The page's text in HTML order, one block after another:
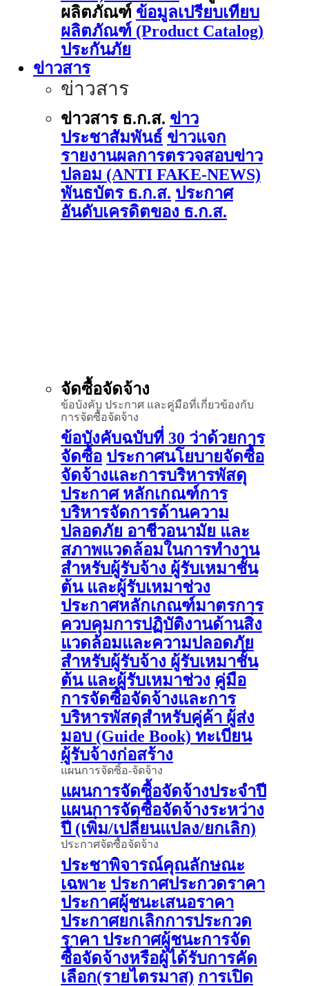
ผลิตภัณฑ์ ข้อมูลเปรียบเทียบ
ผลิตภัณฑ์ (Product Catalog)
ประกันภัย
ข่าวสาร
ข่าวสาร
ข่าวสาร ธ.ก.ส. ข่าว
ประชาสัมพันธ์ ข่าวแจก
รายงานผลการตรวจสอบข่าว
ปลอม (ANTI FAKE-NEWS)
พันธบัตร ธ.ก.ส. ประกาศ
อันดับเครดิตของ ธ.ก.ส.
จัดซื้อจัดจ้าง
ข้อบังคับ ประกาศ และคู่มือที่เกี่ยวข้องกับ
การจัดซื้อจัดจ้าง
ข้อบังคับฉบับที่ 30 ว่าด้วยการ
จัดซื้อ ประกาศนโยบายจัดซื้อ
จัดจ้างและการบริหารพัสดุ
ประกาศ หลักเกณฑ์การ
บริหารจัดการด้านความ
ปลอดภัย อาชีวอนามัย และ
สภาพแวดล้อมในการทำงาน
สำหรับผู้รับจ้าง ผู้รับเหมาชั้น
ต้น และผู้รับเหมาช่วง
ประกาศหลักเกณฑ์มาตรการ
ควบคุมการปฏิบัติงานด้านสิ่ง
แวดล้อมและความปลอดภัย
สำหรับผู้รับจ้าง ผู้รับเหมาชั้น
ต้น และผู้รับเหมาช่วง คู่มือ
การจัดซื้อจัดจ้างและการ
บริหารพัสดุสำหรับคู่ค้า ผู้ส่ง
มอบ (Guide Book) ทะเบียน
ผู้รับจ้างก่อสร้าง
แผนการจัดซิ้อ-จัดจ้าง
แผนการจัดซื้อจัดจ้างประจำปี
แผนการจัดซื้อจัดจ้างระหว่าง
ปี (เพิ่ม/เปลี่ยนแปลง/ยกเลิก)
ประกาศจัดซื้อจัดจ้าง
ประชาพิจารณ์คุณลักษณะ
เฉพาะ ประกาศประกวดราคา
ประกาศผู้ชนะเสนอราคา
ประกาศยกเลิกการประกวด
ราคา ประกาศผู้ชนะการจัด
ซื้อจัดจ้างหรือผู้ได้รับการคัด
เลือก(รายไตรมาส) การเปิด